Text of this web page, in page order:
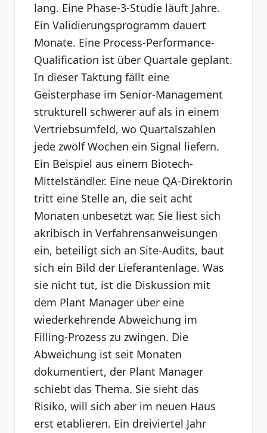
lang. Eine Phase-3-Studie läuft Jahre.
Ein Validierungsprogramm dauert
Monate. Eine Process-Performance-
Qualification ist über Quartale geplant.
In dieser Taktung fällt eine
Geisterphase im Senior-Management
strukturell schwerer auf als in einem
Vertriebsumfeld, wo Quartalszahlen
jede zwölf Wochen ein Signal liefern.
Ein Beispiel aus einem Biotech-
Mittelständler. Eine neue QA-Direktorin
tritt eine Stelle an, die seit acht
Monaten unbesetzt war. Sie liest sich
akribisch in Verfahrensanweisungen
ein, beteiligt sich an Site-Audits, baut
sich ein Bild der Lieferantenlage. Was
sie nicht tut, ist die Diskussion mit
dem Plant Manager über eine
wiederkehrende Abweichung im
Filling-Prozess zu zwingen. Die
Abweichung ist seit Monaten
dokumentiert, der Plant Manager
schiebt das Thema. Sie sieht das
Risiko, will sich aber im neuen Haus
erst etablieren. Ein dreiviertel Jahr